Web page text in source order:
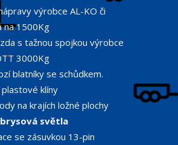
výrobce AL-KO či
na 1500Kg
s tažnou spojkou výrobce
3000Kg
blatníky se schůdkem.
plastové klíny
na krajích ložné plochy
světla
se zásuvkou 13-pin